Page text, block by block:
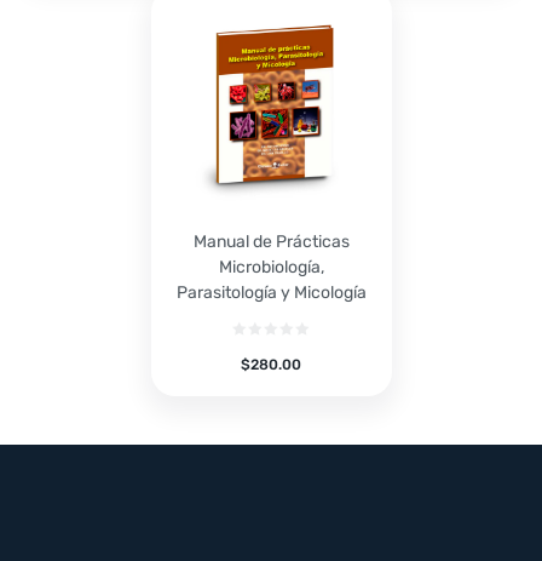
Manual de Prácticas
Microbiología,
Parasitología y Micología
$280.00